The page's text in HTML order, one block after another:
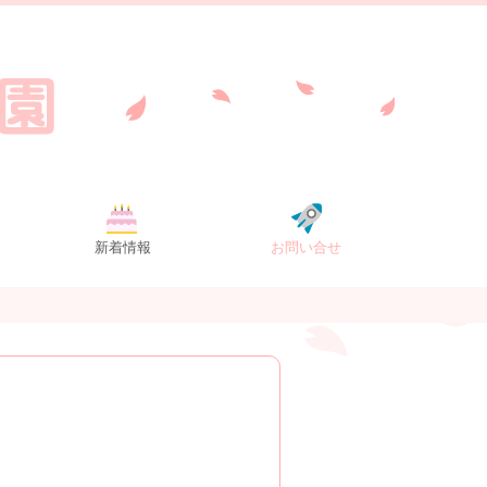
新着情報 お問い合せ